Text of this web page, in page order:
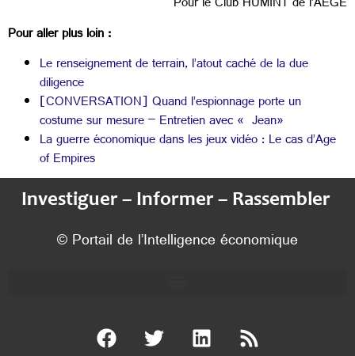
Pour aller plus loin :
Le renseignement de terrain, l’atout caché de la due
diligence
[CONVERSATION] Quand l’espionnage porte un
costume sur mesure – Entretien avec « Jean»
La guerre économique dans les jeux vidéo : Le cas d’Age
of Empires
Investiguer – Informer – Rassembler
© Portail de l’Intelligence économique